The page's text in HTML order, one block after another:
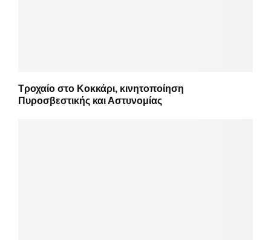
Τροχαίο στο Κοκκάρι, κινητοποίηση
Πυροσβεστικής και Αστυνομίας